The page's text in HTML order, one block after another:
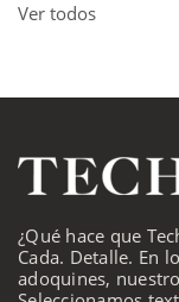
Ver todos
¿Qué hace que
Cada. Detalle. En
adoquines,